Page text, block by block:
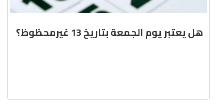
هل يعتبر يوم الجمعة بتاريخ 13 غيرمحظوظ؟